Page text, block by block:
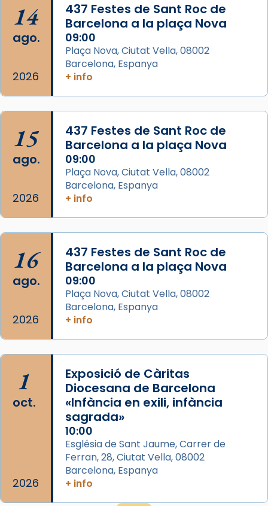
Arquebisbat de Barcelona
2 weeks ago
Memòria de les santes Juliana i
Semproniana, verges i màrtirs.
Acompanyant la història de sant Cugat, a
partir de l’Edat Mitjana sorgeix la tradició
que les santes Juliana (“relatiu a Júlia”) i
Semproniana (“relatiu a Semprònia =
eterna”) són deixebles seves. I l’any 1667, el
frare Joan Gaspar Roig, afirma en una obra
que les santes són filles de l’antiga Iluro.
Mataró en reivindicarà les relíq
...
14
ago.
2026
437 Festes de Sant Roc de
Barcelona a la plaça Nova
09:00
Plaça Nova, Ciutat Vella, 08002
Barcelona, Espanya
+ info
15
ago.
2026
437 Festes de Sant Roc de
Barcelona a la plaça Nova
09:00
Plaça Nova, Ciutat Vella, 08002
Barcelona, Espanya
+ info
16
ago.
2026
437 Festes de Sant Roc de
Barcelona a la plaça Nova
09:00
Plaça Nova, Ciutat Vella, 08002
Barcelona, Espanya
+ info
1
oct.
2026
Exposició de Càritas
Diocesana de Barcelona
«Infància en exili, infància
sagrada»
10:00
Església de Sant Jaume, Carrer de
Ferran, 28, Ciutat Vella, 08002
Barcelona, Espanya
+ info